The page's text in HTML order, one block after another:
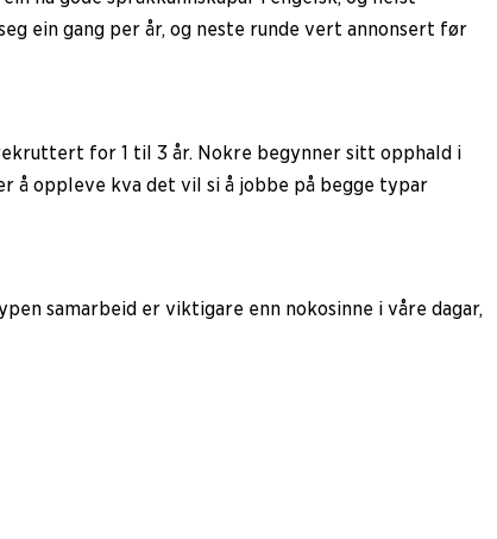
ein gang per år, og neste runde vert annonsert før
for 1 til 3 år. Nokre begynner sitt opphald i
å oppleve kva det vil si å jobbe på begge typar
samarbeid er viktigare enn nokosinne i våre dagar,